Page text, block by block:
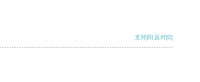
支持[0] 反对[0]